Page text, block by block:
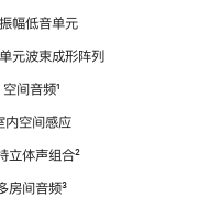
幅低音单元
元波束成形阵列
空间音频脚
¹
内空间感应
立体声组合脚
²
房间音频脚
³